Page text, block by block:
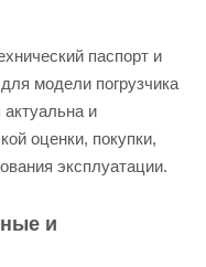
паспорт и
модели погрузчика
и
оценки, покупки,
эксплуатации.
и